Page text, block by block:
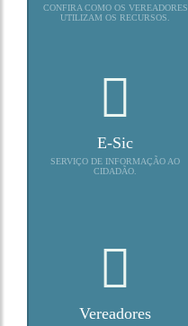
CONFIRA COMO OS VEREADORES
UTILIZAM OS RECURSOS.
E-Sic
SERVIÇO DE INFORMAÇÃO AO
CIDADÃO.
Vereadores